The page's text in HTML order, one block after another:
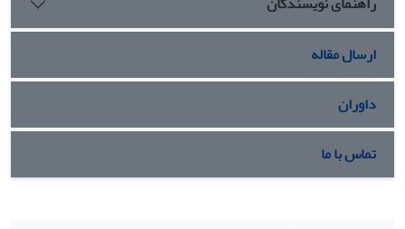
ارسال مقاله
داوران
تماس با ما